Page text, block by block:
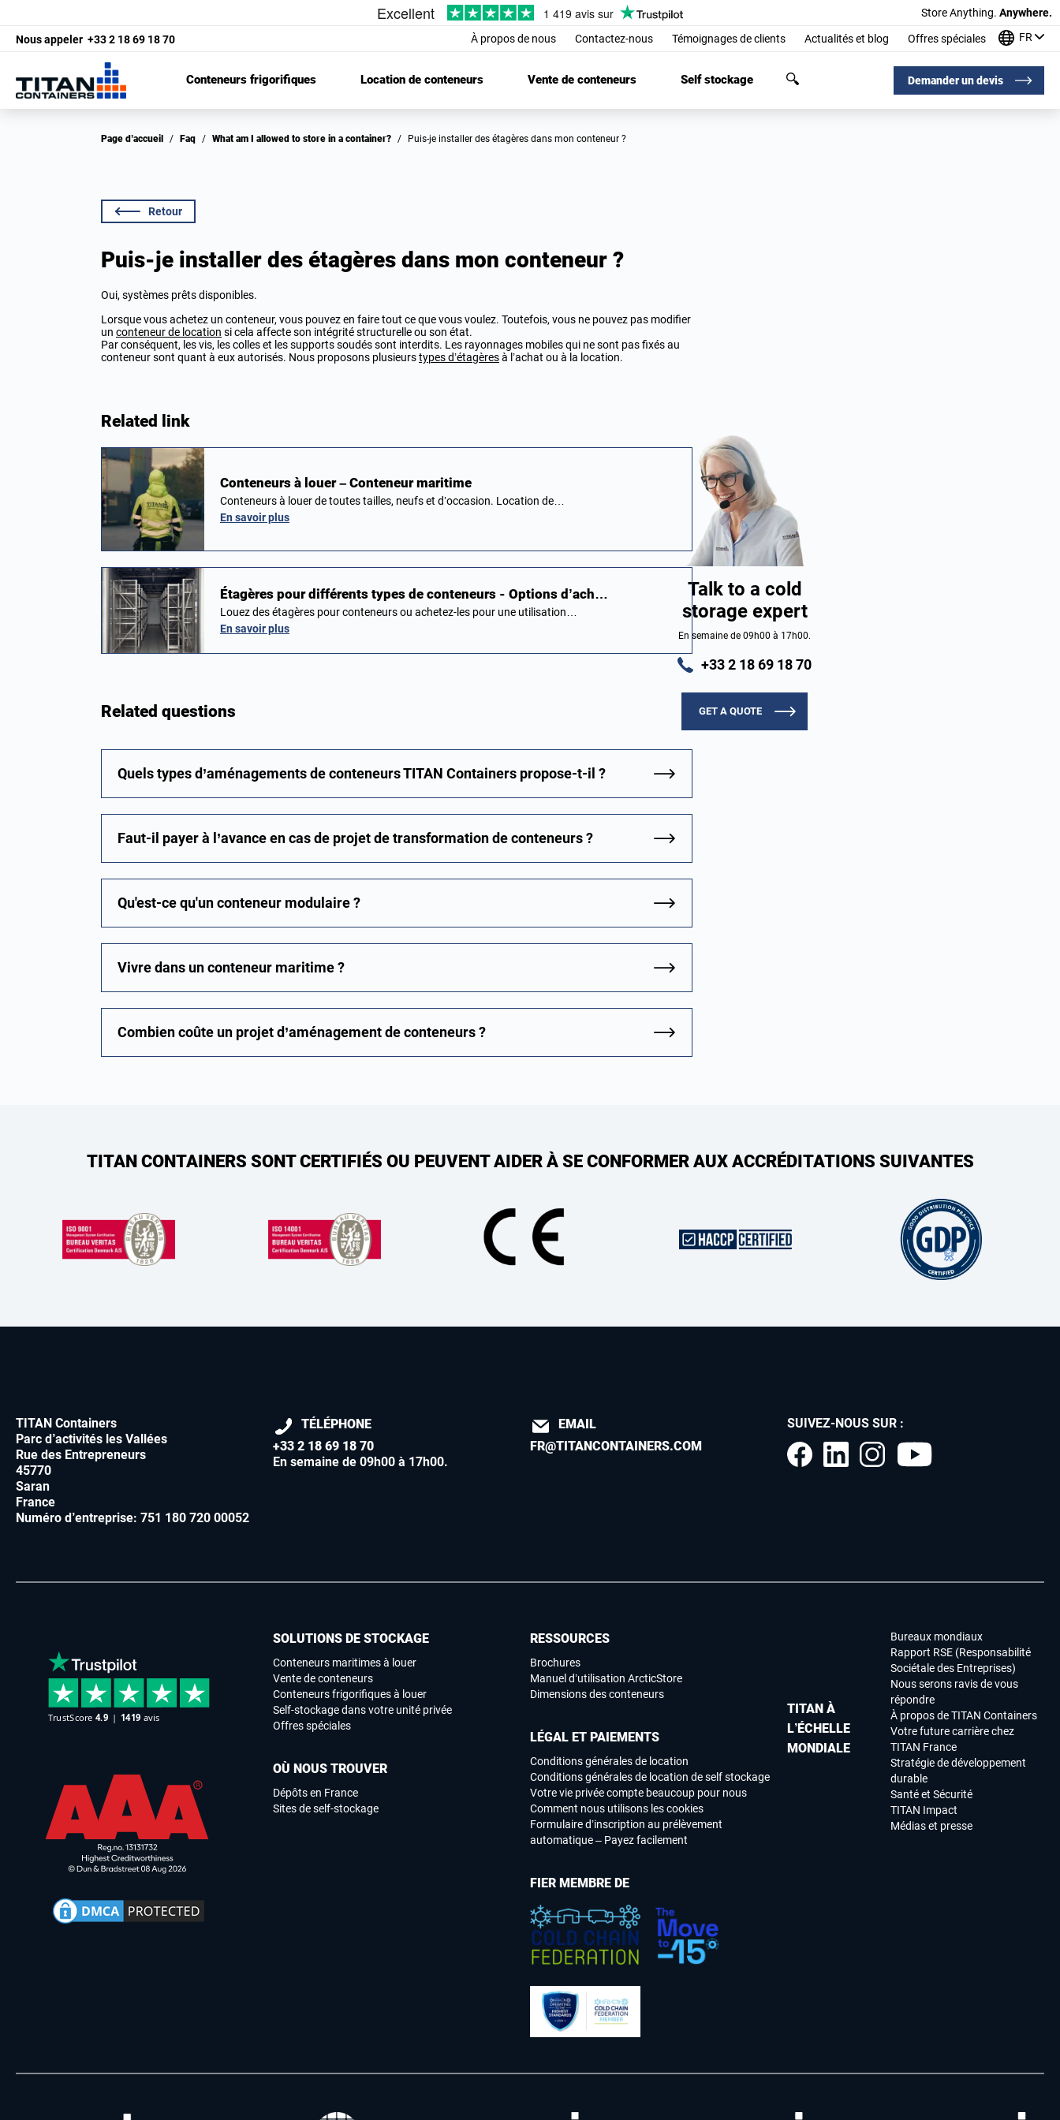
Store Anything. Anywhere.
Nous appeler +33 2 18 69 18 70 À propos de nous Contactez-nous Témoignages de clients Actualités et blog Offres spéciales FR
Conteneurs frigorifiques Location de conteneurs Vente de conteneurs Self stockage Demander un devis
Page d’accueil / Faq / What am I allowed to store in a container? / Puis-je installer des étagères dans mon conteneur ?
Retour
Puis-je installer des étagères dans mon conteneur ?
Oui, systèmes prêts disponibles.
Lorsque vous achetez un conteneur, vous pouvez en faire tout ce que vous voulez. Toutefois, vous ne pouvez pas modifier
un conteneur de location si cela affecte son intégrité structurelle ou son état.
Par conséquent, les vis, les colles et les supports soudés sont interdits. Les rayonnages mobiles qui ne sont pas fixés au
conteneur sont quant à eux autorisés. Nous proposons plusieurstypes d’étagèresà l’achat ou à la location.
Related link
Conteneurs à louer – Conteneur maritime
Conteneurs à louer de toutes tailles, neufs et d’occasion. Location de…
En savoir plus
Étagères pour différents types de conteneurs - Options d’ach…
Louez des étagères pour conteneurs ou achetez-les pour une utilisation…
En savoir plus
Related questions
Quels types d’aménagements de conteneurs TITAN Containers propose-t-il ?
Faut-il payer à l’avance en cas de projet de transformation de conteneurs ?
Qu'est-ce qu'un conteneur modulaire ?
Vivre dans un conteneur maritime ?
Combien coûte un projet d’aménagement de conteneurs ?
Talk to a cold
storage expert
En semaine de 09h00 à 17h00.
+33 2 18 69 18 70
GET A QUOTE
TITAN CONTAINERS SONT CERTIFIÉS OU PEUVENT AIDER À SE CONFORMER AUX ACCRÉDITATIONS SUIVANTES
TITAN Containers
Parc d’activités les Vallées
Rue des Entrepreneurs
45770
Saran
France
Numéro d’entreprise: 751 180 720 00052
TÉLÉPHONE
+33 2 18 69 18 70
En semaine de 09h00 à 17h00.
EMAIL
FR@TITANCONTAINERS.COM
SUIVEZ-NOUS SUR :
SOLUTIONS DE STOCKAGE
Conteneurs maritimes à louer
Vente de conteneurs
Conteneurs frigorifiques à louer
Self-stockage dans votre unité privée
Offres spéciales
OÙ NOUS TROUVER
Dépôts en France
Sites de self-stockage
TITAN À
L’ÉCHELLE
MONDIALE
Bureaux mondiaux
Rapport RSE (Responsabilité
Sociétale des Entreprises)
Nous serons ravis de vous
répondre
À propos de TITAN Containers
Votre future carrière chez
TITAN France
Stratégie de développement
durable
Santé et Sécurité
TITAN Impact
Médias et presse
RESSOURCES
Brochures
Manuel d’utilisation ArcticStore
Dimensions des conteneurs
LÉGAL ET PAIEMENTS
Conditions générales de location
Conditions générales de location de self stockage
Votre vie privée compte beaucoup pour nous
Comment nous utilisons les cookies
Formulaire d’inscription au prélèvement
automatique – Payez facilement
FIER MEMBRE DE